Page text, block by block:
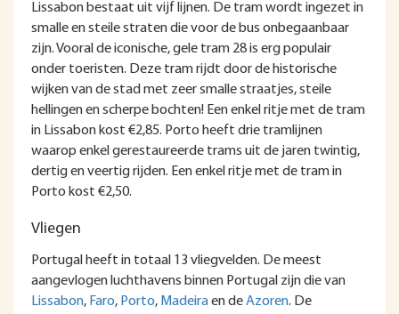
Lissabon bestaat uit vijf lijnen. De tram wordt ingezet in
smalle en steile straten die voor de bus onbegaanbaar
zijn. Vooral de iconische, gele tram 28 is erg populair
onder toeristen. Deze tram rijdt door de historische
wijken van de stad met zeer smalle straatjes, steile
hellingen en scherpe bochten! Een enkel ritje met de tram
in Lissabon kost €2,85. Porto heeft drie tramlijnen
waarop enkel gerestaureerde trams uit de jaren twintig,
dertig en veertig rijden. Een enkel ritje met de tram in
Porto kost €2,50.
Vliegen
Portugal heeft in totaal 13 vliegvelden. De meest
aangevlogen luchthavens binnen Portugal zijn die van
Lissabon, Faro, Porto, Madeiraen deAzoren. De